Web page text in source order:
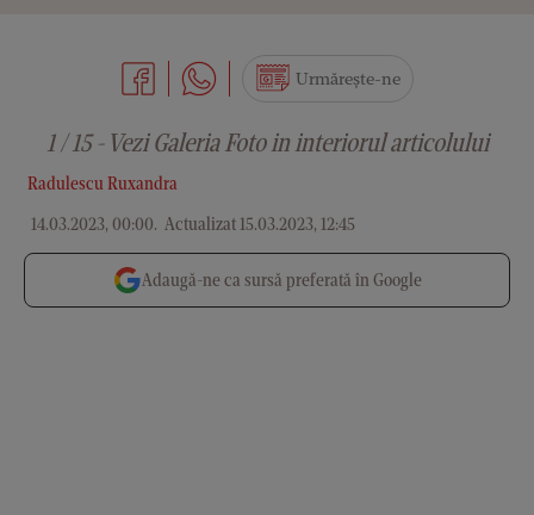
Radulescu Ruxandra
14.03.2023, 00:00. Actualizat 15.03.2023, 12:45
Urmărește-ne
1 / 15 - Vezi Galeria Foto in interiorul articolului
Adaugă-ne ca sursă preferată în Google